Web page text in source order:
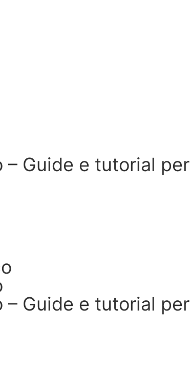
– Guide e tutorial
– Guide e tutorial